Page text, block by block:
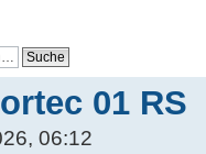
01 RS
06:12